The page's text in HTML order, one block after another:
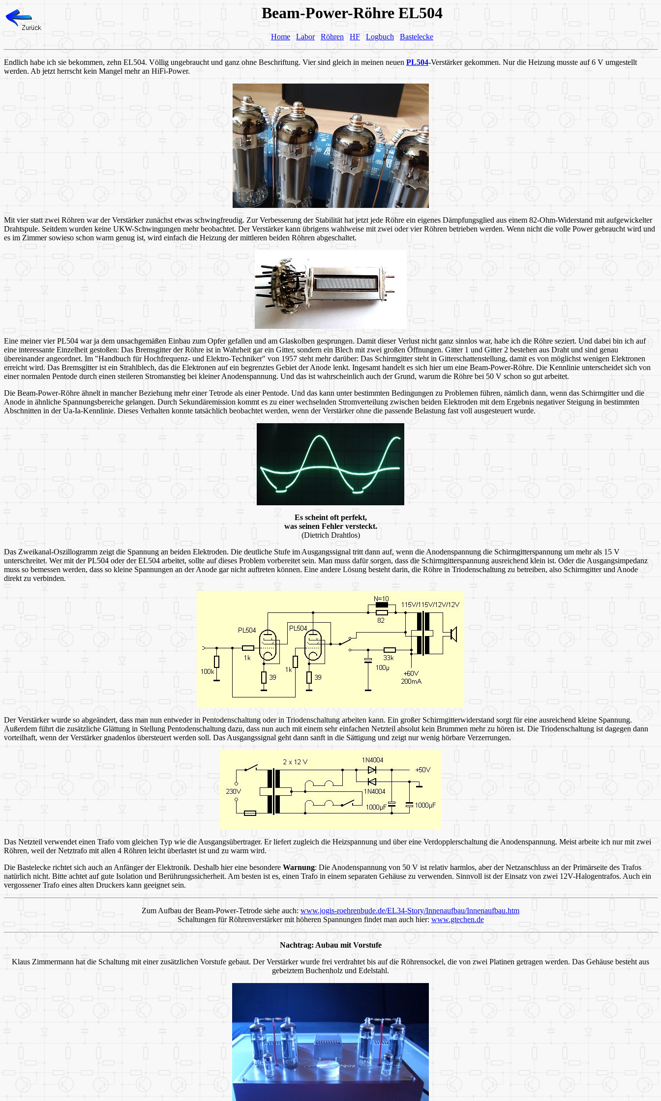
Beam-Power-Röhre EL504
Home Labor Röhren HF Logbuch Bastelecke
Endlich habe ich sie bekommen, zehn EL504. Völlig ungebraucht und ganz ohne Beschriftung. Vier sind gleich in meinen neuen PL504-Verstärker gekommen. Nur die Heizung musste auf 6 V umgestellt
werden. Ab jetzt herrscht kein Mangel mehr an HiFi-Power.
Mit vier statt zwei Röhren war der Verstärker zunächst etwas schwingfreudig. Zur Verbesserung der Stabilität hat jetzt jede Röhre ein eigenes Dämpfungsglied aus einem 82-Ohm-Widerstand mit aufgewickelter
Drahtspule. Seitdem wurden keine UKW-Schwingungen mehr beobachtet. Der Verstärker kann übrigens wahlweise mit zwei oder vier Röhren betrieben werden. Wenn nicht die volle Power gebraucht wird und
es im Zimmer sowieso schon warm genug ist, wird einfach die Heizung der mittleren beiden Röhren abgeschaltet.
Eine meiner vier PL504 war ja dem unsachgemäßen Einbau zum Opfer gefallen und am Glaskolben gesprungen. Damit dieser Verlust nicht ganz sinnlos war, habe ich die Röhre seziert. Und dabei bin ich auf
eine interessante Einzelheit gestoßen: Das Bremsgitter der Röhre ist in Wahrheit gar ein Gitter, sondern ein Blech mit zwei großen Öffnungen. Gitter 1 und Gitter 2 bestehen aus Draht und sind genau
übereinander angeordnet. Im "Handbuch für Hochfrequenz- und Elektro-Techniker" von 1957 steht mehr darüber: Das Schirmgitter steht in Gitterschattenstellung, damit es von möglichst wenigen Elektronen
erreicht wird. Das Bremsgitter ist ein Strahlblech, das die Elektronen auf ein begrenztes Gebiet der Anode lenkt. Ingesamt handelt es sich hier um eine Beam-Power-Röhre. Die Kennlinie unterscheidet sich von
einer normalen Pentode durch einen steileren Stromanstieg bei kleiner Anodenspannung. Und das ist wahrscheinlich auch der Grund, warum die Röhre bei 50 V schon so gut arbeitet.
Die Beam-Power-Röhre ähnelt in mancher Beziehung mehr einer Tetrode als einer Pentode. Und das kann unter bestimmten Bedingungen zu Problemen führen, nämlich dann, wenn das Schirmgitter und die
Anode in ähnliche Spannungsbereiche gelangen. Durch Sekundäremission kommt es zu einer wechselnden Stromverteilung zwischen beiden Elektroden mit dem Ergebnis negativer Steigung in bestimmten
Abschnitten in der Ua-Ia-Kennlinie. Dieses Verhalten konnte tatsächlich beobachtet werden, wenn der Verstärker ohne die passende Belastung fast voll ausgesteuert wurde.
Es scheint oft perfekt,
was seinen Fehler versteckt.
(Dietrich Drahtlos)
Das Zweikanal-Oszillogramm zeigt die Spannung an beiden Elektroden. Die deutliche Stufe im Ausgangssignal tritt dann auf, wenn die Anodenspannung die Schirmgitterspannung um mehr als 15 V
unterschreitet. Wer mit der PL504 oder der EL504 arbeitet, sollte auf dieses Problem vorbereitet sein. Man muss dafür sorgen, dass die Schirmgitterspannung ausreichend klein ist. Oder die Ausgangsimpedanz
muss so bemessen werden, dass so kleine Spannungen an der Anode gar nicht auftreten können. Eine andere Lösung besteht darin, die Röhre in Triodenschaltung zu betreiben, also Schirmgitter und Anode
direkt zu verbinden.
Der Verstärker wurde so abgeändert, dass man nun entweder in Pentodenschaltung oder in Triodenschaltung arbeiten kann. Ein großer Schirmgitterwiderstand sorgt für eine ausreichend kleine Spannung.
Außerdem führt die zusätzliche Glättung in Stellung Pentodenschaltung dazu, dass nun auch mit einem sehr einfachen Netzteil absolut kein Brummen mehr zu hören ist. Die Triodenschaltung ist dagegen dann
vorteilhaft, wenn der Verstärker gnadenlos übersteuert werden soll. Das Ausgangssignal geht dann sanft in die Sättigung und zeigt nur wenig hörbare Verzerrungen.
Das Netzteil verwendet einen Trafo vom gleichen Typ wie die Ausgangsübertrager. Er liefert zugleich die Heizspannung und über eine Verdopplerschaltung die Anodenspannung. Meist arbeite ich nur mit zwei
Röhren, weil der Netztrafo mit allen 4 Röhren leicht überlastet ist und zu warm wird.
Die Bastelecke richtet sich auch an Anfänger der Elektronik. Deshalb hier eine besondere Warnung: Die Anodenspannung von 50 V ist relativ harmlos, aber der Netzanschluss an der Primärseite des Trafos
natürlich nicht. Bitte achtet auf gute Isolation und Berührungssicherheit. Am besten ist es, einen Trafo in einem separaten Gehäuse zu verwenden. Sinnvoll ist der Einsatz von zwei 12V-Halogentrafos. Auch ein
vergossener Trafo eines alten Druckers kann geeignet sein.
Zum Aufbau der Beam-Power-Tetrode siehe auch: www.jogis-roehrenbude.de/EL34-Story/Innenaufbau/Innenaufbau.htm
Schaltungen für Röhrenverstärker mit höheren Spannungen findet man auch hier: www.gtechen.de
Nachtrag: Aubau mit Vorstufe
Klaus Zimmermann hat die Schaltung mit einer zusätzlichen Vorstufe gebaut. Der Verstärker wurde frei verdrahtet bis auf die Röhrensockel, die von zwei Platinen getragen werden. Das Gehäuse besteht aus
gebeiztem Buchenholz und Edelstahl.